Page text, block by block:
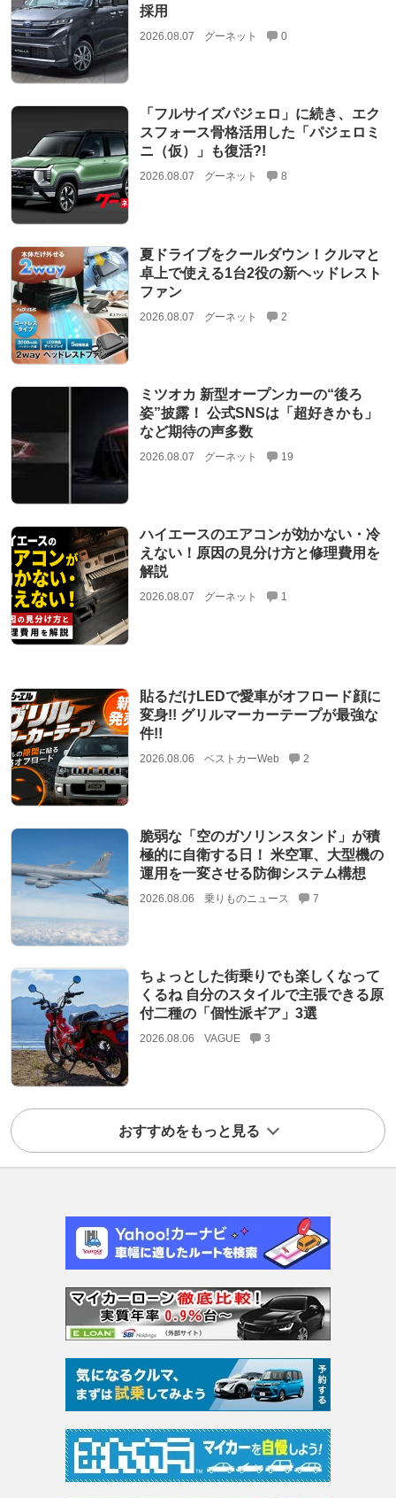
採用
2026.08.07 グーネット 0
「フルサイズパジェロ」に続き、エク
スフォース骨格活用した「パジェロミ
ニ（仮）」も復活?!
2026.08.07 グーネット 8
夏ドライブをクールダウン！クルマと
卓上で使える1台2役の新ヘッドレスト
ファン
2026.08.07 グーネット 2
ミツオカ 新型オープンカーの“後ろ
姿”披露！ 公式SNSは「超好きかも」
など期待の声多数
2026.08.07 グーネット 19
ハイエースのエアコンが効かない・冷
えない！原因の見分け方と修理費用を
解説
2026.08.07 グーネット 1
貼るだけLEDで愛車がオフロード顔に
変身!! グリルマーカーテープが最強な
件!!
2026.08.06 ベストカーWeb 2
脆弱な「空のガソリンスタンド」が積
極的に自衛する日！ 米空軍、大型機の
運用を一変させる防御システム構想
2026.08.06 乗りものニュース 7
ちょっとした街乗りでも楽しくなって
くるね 自分のスタイルで主張できる原
付二種の「個性派ギア」3選
2026.08.06 VAGUE 3
おすすめをもっと見る